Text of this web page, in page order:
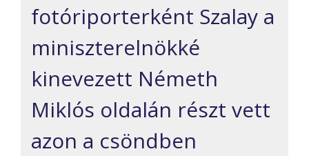
fotóriporterként Szalay a
miniszterelnökké
kinevezett Németh
Miklós oldalán részt vett
azon a csöndben